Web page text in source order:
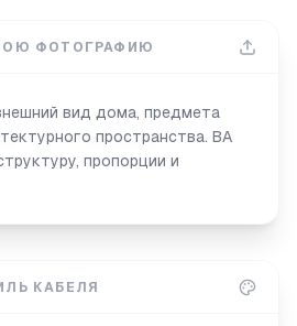
ФОТОГРАФИЮ
вид дома, предмета
пространства. ВА
пропорции и
КАБЕЛЯ